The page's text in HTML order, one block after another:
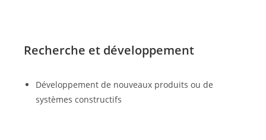
Recherche et développement
Développement de nouveaux produits ou de
systèmes constructifs